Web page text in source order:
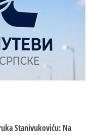
Stanivukoviću: Na